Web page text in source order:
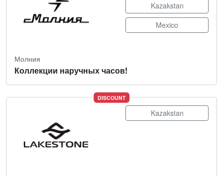
Kazakstan
Mexico
Молния
Коллекции наручных часов!
DISCOUNT
Kazakstan